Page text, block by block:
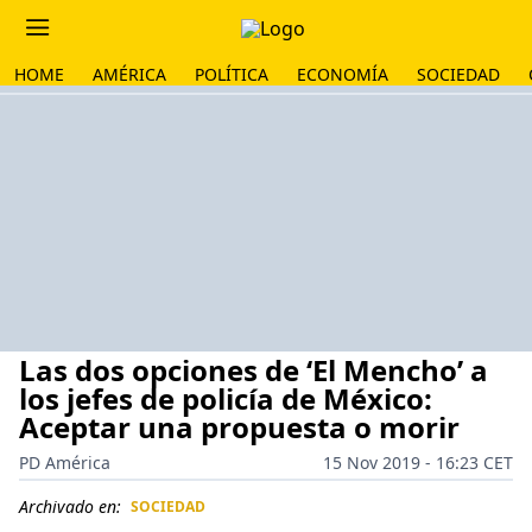
HOME AMÉRICA POLÍTICA ECONOMÍA SOCIEDAD
Las dos opciones de ‘El Mencho’ a
los jefes de policía de México:
Aceptar una propuesta o morir
PD América
15 Nov 2019 - 16:23 CET
Archivado en: SOCIEDAD